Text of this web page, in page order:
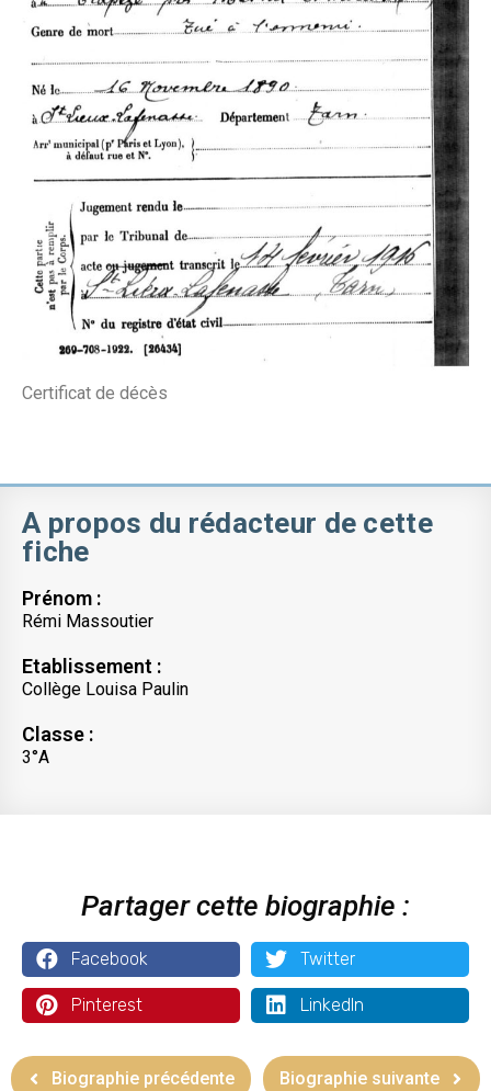
Certificat de décès
A propos du rédacteur de cette
fiche
Prénom :
Rémi Massoutier
Etablissement :
Collège Louisa Paulin
Classe :
3°A
Partager cette biographie :
Facebook Twitter
Pinterest LinkedIn
Biographie précédente Biographie suivante